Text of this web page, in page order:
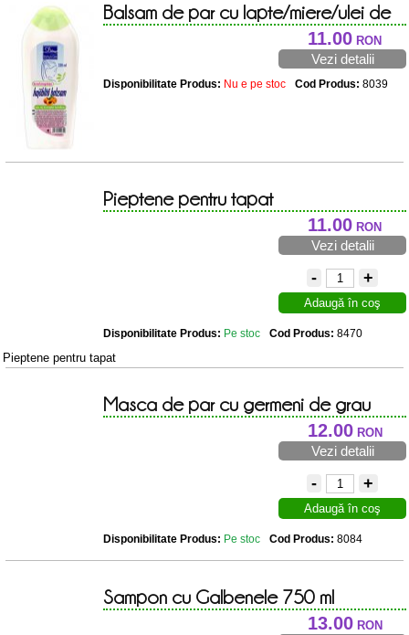
Balsam de par cu lapte/miere/ulei de
11.00 RON
Vezi detalii
Disponibilitate Produs: Nu e pe stoc Cod Produs: 8039
Pieptene pentru tapat
11.00 RON
Vezi detalii
- +
Adaugă în coş
Disponibilitate Produs: Pe stoc Cod Produs: 8470
Pieptene pentru tapat
Masca de par cu germeni de grau
12.00RON
Vezi detalii
- +
Adaugă în coş
Disponibilitate Produs: Pe stoc Cod Produs: 8084
Sampon cu Galbenele 750 ml
13.00RON